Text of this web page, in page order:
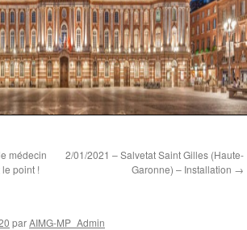
médecin
point !
2/01/2021 – Salvetat Saint Gilles (Haute-
Garonne) – Installation →
parAIMG-MP_Admin